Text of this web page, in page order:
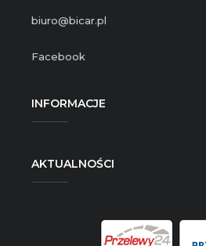
biuro@bicar.pl
Facebook
INFORMACJE
AKTUALNOŚCI